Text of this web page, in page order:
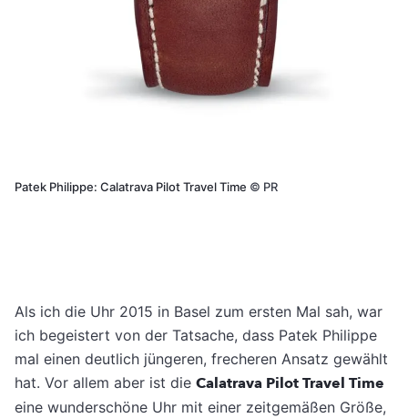
Patek Philippe: Calatrava Pilot Travel Time © PR
Als ich die Uhr 2015 in Basel zum ersten Mal sah, war
ich begeistert von der Tatsache, dass Patek Philippe
mal einen deutlich jüngeren, frecheren Ansatz gewählt
hat. Vor allem aber ist die Calatrava Pilot Travel Time
eine wunderschöne Uhr mit einer zeitgemäßen Größe,